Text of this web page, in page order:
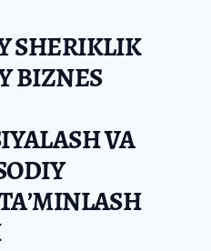
SHERIKLIK
BIZNES
VA